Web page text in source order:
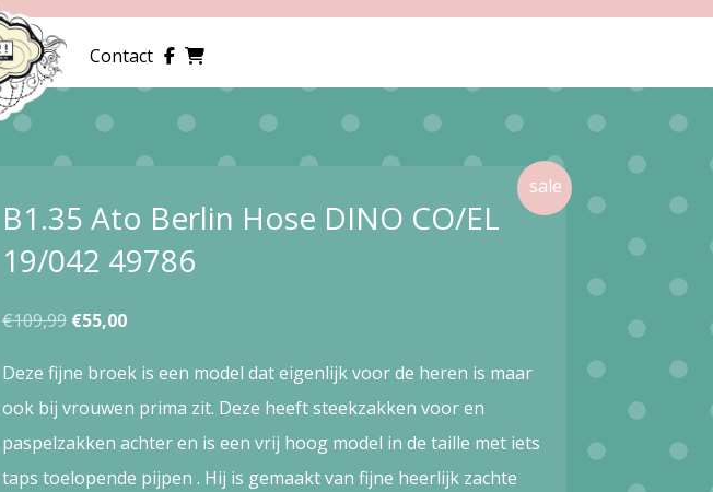
Contact
B1.35 Ato Berlin Hose DINO CO/EL
19/042 49786
€109,99 Oorspronkelijke
€55,00Huidige
€55,00.
Deze fijne broek is een model dat eigenlijk voor de heren is maar
ook bij vrouwen prima zit. Deze heeft steekzakken voor en
paspelzakken achter en is een vrij hoog model in de taille met iets
taps toelopende pijpen . Hij is gemaakt van fijne heerlijk zachte